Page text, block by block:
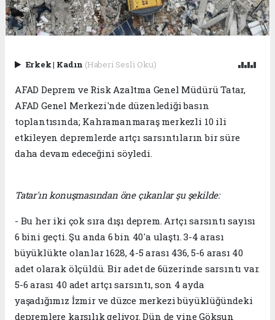
Erkek| Kadın (Haberi Sesli Oku)
AFAD Deprem ve Risk Azaltma Genel Müdürü Tatar,
AFAD Genel Merkezi'nde düzenlediği basın
toplantısında; Kahramanmaraş merkezli 10 ili
etkileyen depremlerde artçı sarsıntıların bir süre
daha devam edeceğini söyledi.
Tatar'ın konuşmasından öne çıkanlar şu şekilde:
- Bu her iki çok sıra dışı deprem. Artçı sarsıntı sayısı
6 bini geçti. Şu anda 6 bin 40'a ulaştı. 3-4 arası
büyüklükte olanlar 1628, 4-5 arası 436, 5-6 arası 40
adet olarak ölçüldü. Bir adet de 6üzerinde sarsıntı var.
5-6 arası 40 adet artçı sarsıntı, son 4 ayda
yaşadığımız İzmir ve düzce merkezi büyüklüğündeki
depremlere karşılık geliyor. Dün de yine Göksun